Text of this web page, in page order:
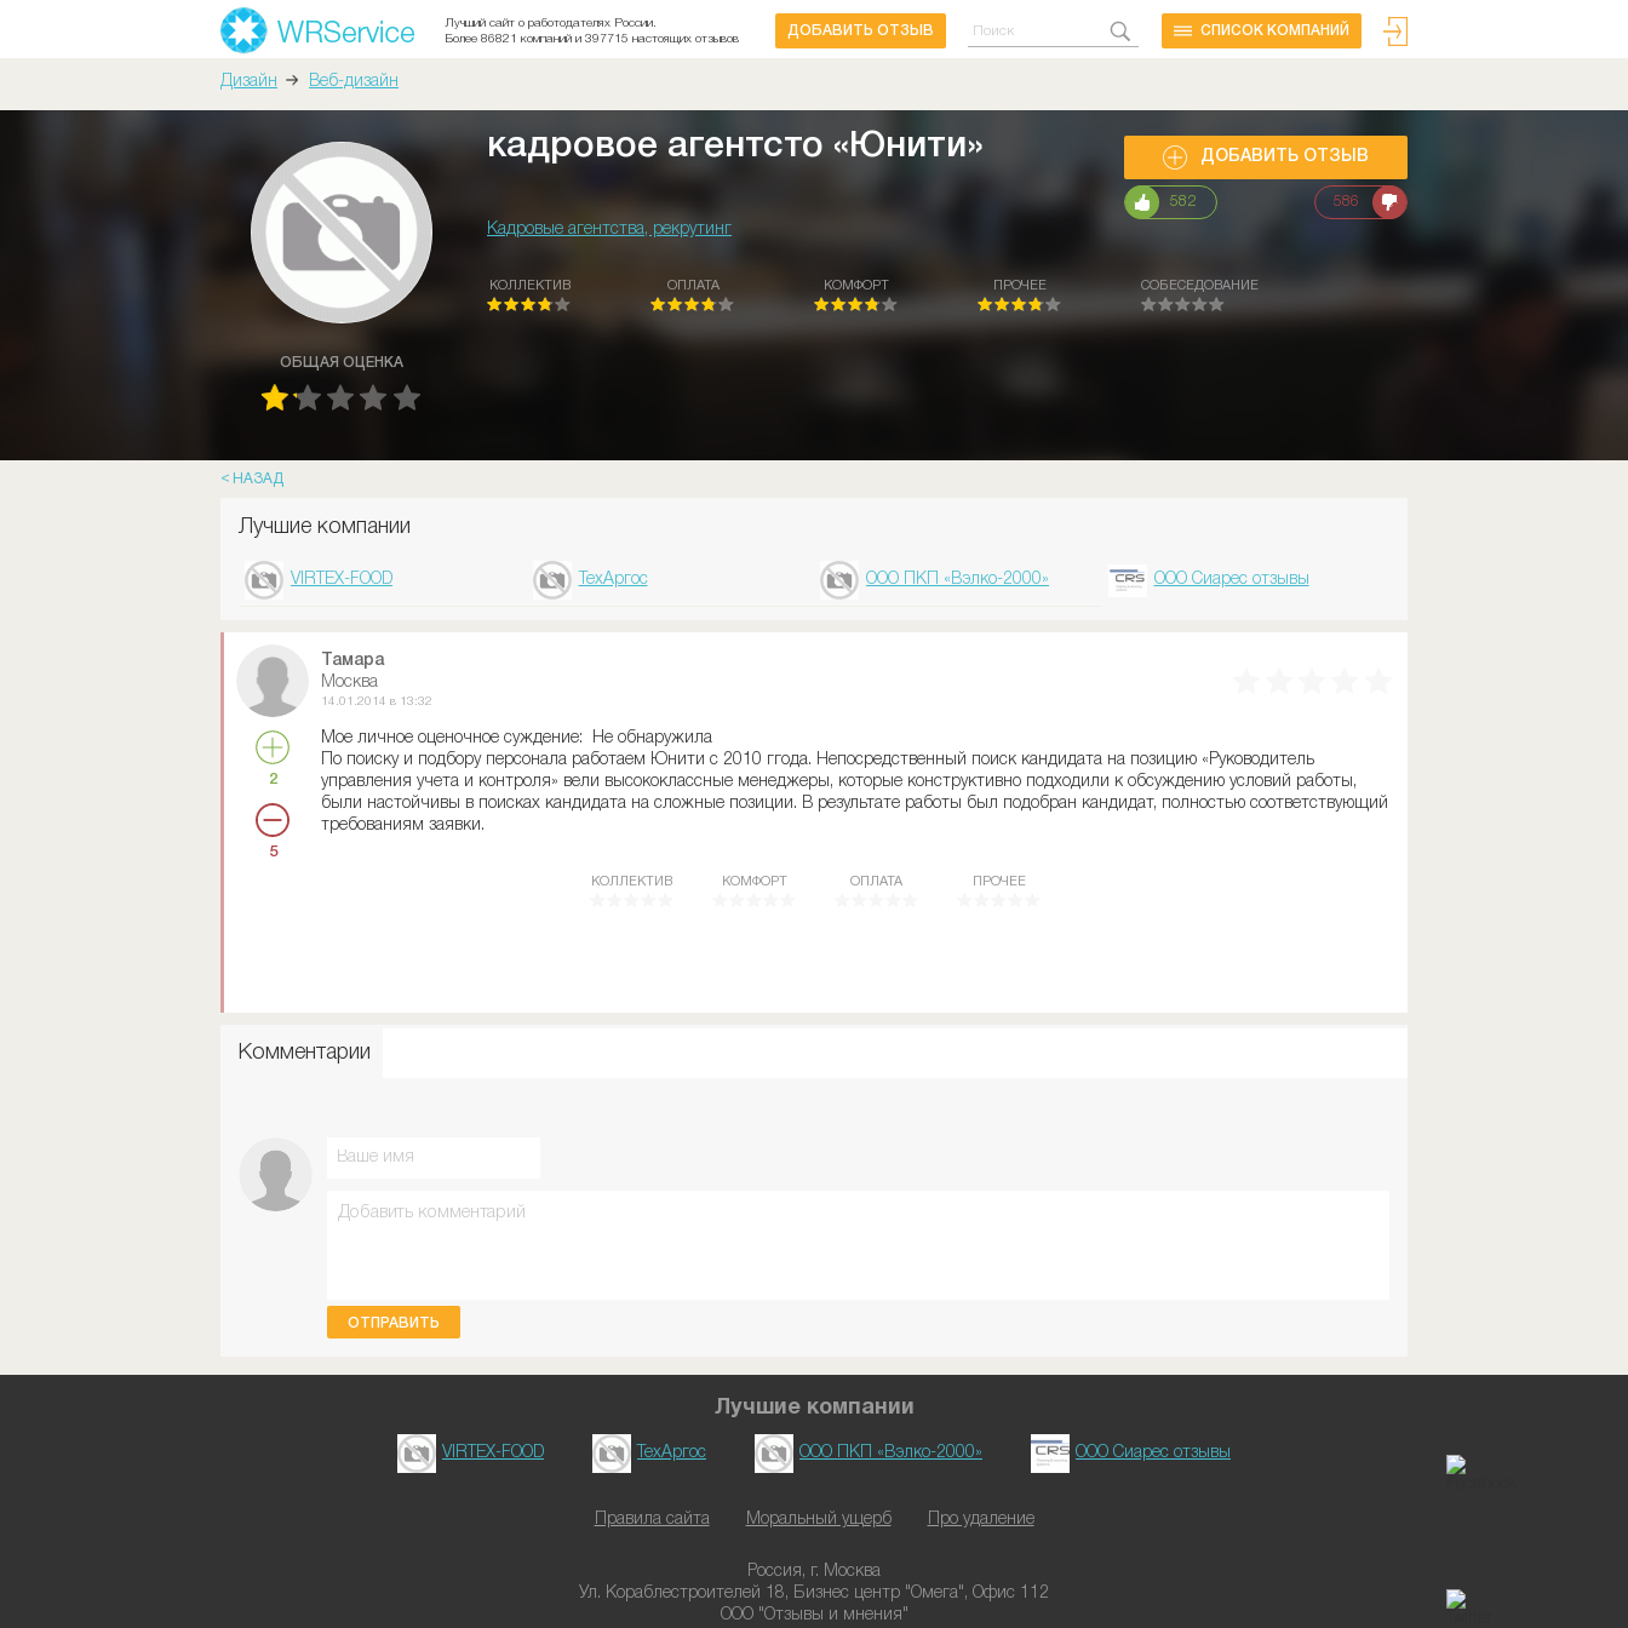
Лучший сайт о работодателях России.
Более 86821 компаний и 397715 настоящих отзывов
ДОБАВИТЬ ОТЗЫВ CПИСОК КОМПАНИЙ
Дизайн Веб-дизайн
ОБЩАЯ ОЦЕНКА
кадровое агентсто «Юнити»
Кадровые агентства, рекрутинг
ДОБАВИТЬ ОТЗЫВ
582 586
КОЛЛЕКТИВ ОПЛАТА КОМФОРТ ПРОЧЕЕ СОБЕСЕДОВАНИЕ
НАЗАД
Лучшие компании
VIRTEX-FOOD ТехАргос ООО ПКП «Вэлко-2000» ООО Сиарес отзывы
2
5
Тамара
Москва
14.01.2014 в 13:32
Мое личное оценочное суждение: Не обнаружила
По поиску и подбору персонала работаем Юнити с 2010 ггода. Непосредственный поиск кандидата на позицию «Руководитель
управления учета и контроля» вели высококлассные менеджеры, которые конструктивно подходили к обсуждению условий работы,
были настойчивы в поисках кандидата на сложные позиции. В результате работы был подобран кандидат, полностью соответствующий
требованиям заявки.
КОЛЛЕКТИВ КОМФОРТ ОПЛАТА ПРОЧЕЕ
Комментарии
ОТПРАВИТЬ
Лучшие компании
VIRTEX-FOOD ТехАргос ООО ПКП «Вэлко-2000» ООО Сиарес отзывы
Правила сайта Моральный ущерб Про удаление
Россия, г. Москва
Ул. Кораблестроителей 18, Бизнес центр "Омега", Офис 112
ООО "Отзывы и мнения"